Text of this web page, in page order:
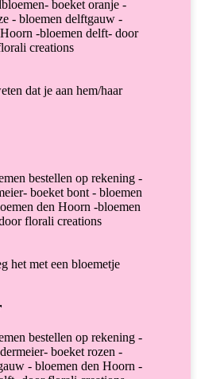
dat je aan hem/haar
het met een bloemetje